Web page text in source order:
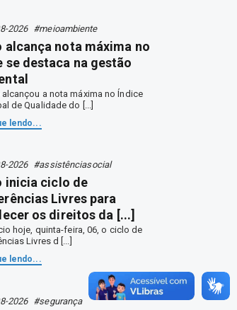
2026 #meioambiente
alcança nota máxima no
se destaca na gestão
alcançou a nota máxima no Índice
de Qualidade do [...]
lendo...
2026 #assistênciasocial
inicia ciclo de
Livres para
os direitos da [...]
hoje, quinta-feira, 06, o ciclo de
Livres d [...]
lendo...
2026 #segurança